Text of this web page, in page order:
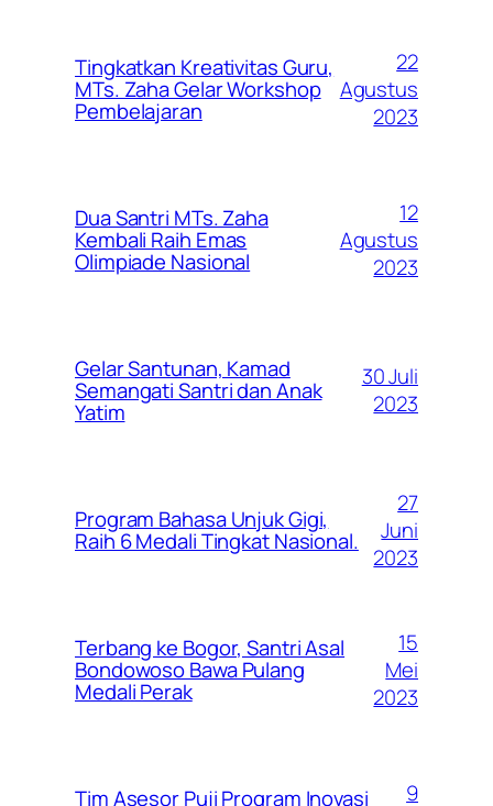
Tingkatkan Kreativitas Guru,
MTs. Zaha Gelar Workshop
Pembelajaran
22
Agustus
2023
Dua Santri MTs. Zaha
Kembali Raih Emas
Olimpiade Nasional
12
Agustus
2023
Gelar Santunan, Kamad
Semangati Santri dan Anak
Yatim
30 Juli
2023
Program Bahasa Unjuk Gigi,
Raih 6 Medali Tingkat Nasional.
27
Juni
2023
Terbang ke Bogor, Santri Asal
Bondowoso Bawa Pulang
Medali Perak
15
Mei
2023
Tim Asesor Puji Program Inovasi
9